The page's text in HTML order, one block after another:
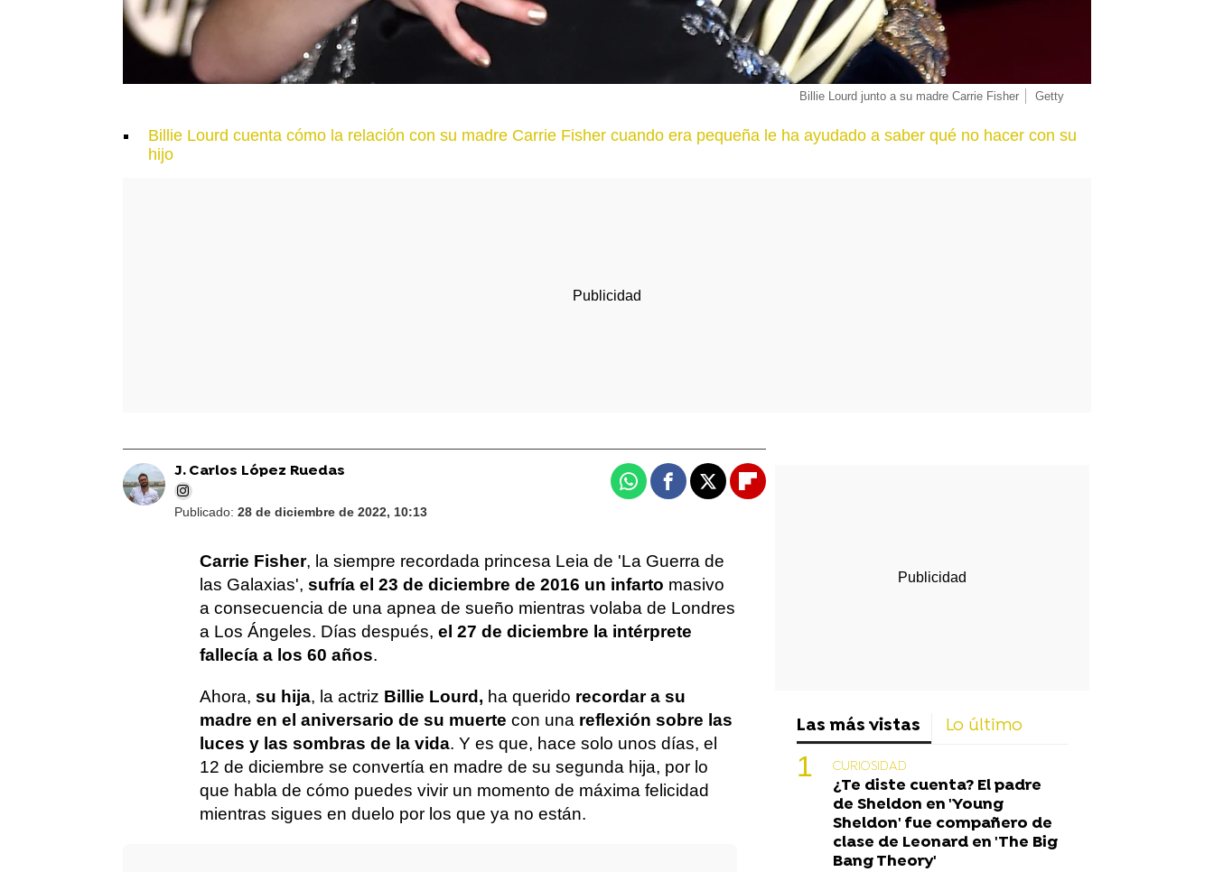
Billie Lourd junto a su madre Carrie Fisher Getty
Billie Lourd cuenta cómo la relación con su madre Carrie Fisher cuando era pequeña le ha ayudado a saber qué no hacer con su
hijo
J. Carlos López Ruedas
Publicado: 28 de diciembre de 2022, 10:13
WhatsappFacebook
X Flipboard
Carrie Fisher, la siempre recordada princesa Leia de 'La Guerra de
las Galaxias', sufría el 23 de diciembre de 2016 un infarto masivo
a consecuencia de una apnea de sueño mientras volaba de Londres
a Los Ángeles. Días después, el 27 de diciembre la intérprete
fallecía a los 60 años.
Ahora, su hija, la actriz Billie Lourd, ha querido recordar a su
madre en el aniversario de su muerte con una reflexión sobre las
luces y las sombras de la vida. Y es que, hace solo unos días, el
12 de diciembre se convertía en madre de su segunda hija, por lo
que habla de cómo puedes vivir un momento de máxima felicidad
mientras sigues en duelo por los que ya no están.
Las más vistas Lo último
CURIOSIDAD
¿Te diste cuenta? El padre
de Sheldon en 'Young
Sheldon' fue compañero de
clase de Leonard en 'The Big
Bang Theory'